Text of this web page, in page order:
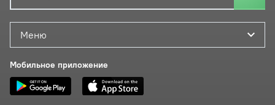
Меню
Мобильное приложение